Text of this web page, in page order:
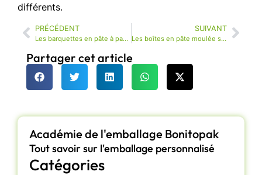
différents.
PRÉCÉDENT
Les barquettes en pâte à papier remplaceront-elles les emballages traditionnels à l'avenir ?
SUIVANT
Les boîtes en pâte moulée sont-elles personnalisables ?
Partager cet article
Académie de l'emballage Bonitopak
Tout savoir sur l'emballage personnalisé
Catégories